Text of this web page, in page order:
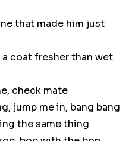
that made him just
coat fresher than wet
check mate
jump me in, bang bang
the same thing